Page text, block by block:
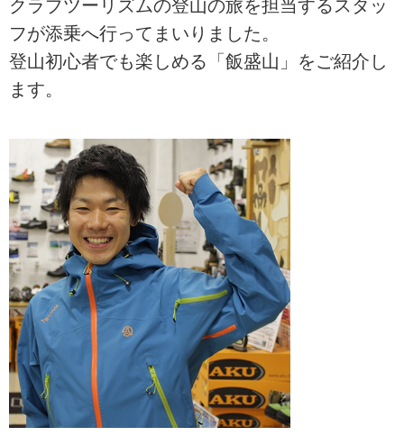
クラブツーリズムの登山の旅を担当するスタッ
フが添乗へ行ってまいりました。
登山初心者でも楽しめる「飯盛山」をご紹介し
ます。